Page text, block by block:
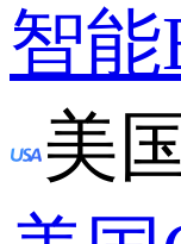
智
美